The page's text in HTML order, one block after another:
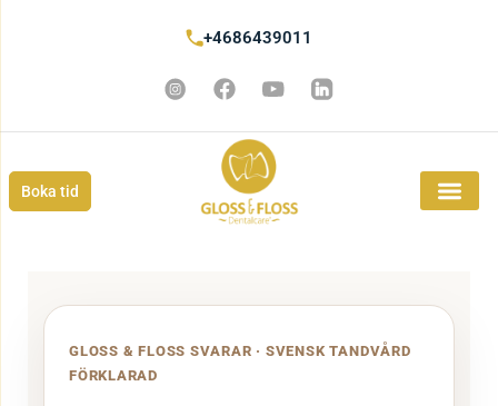
+4686439011
Boka tid
GLOSS & FLOSS SVARAR · SVENSK TANDVÅRD
FÖRKLARAD